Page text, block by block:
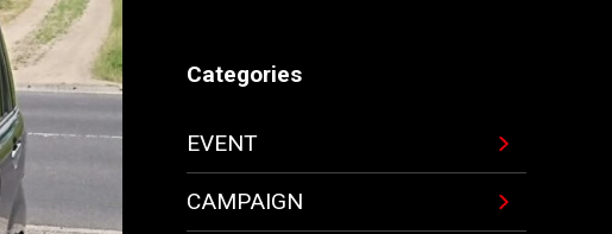
Categories
EVENT
CAMPAIGN